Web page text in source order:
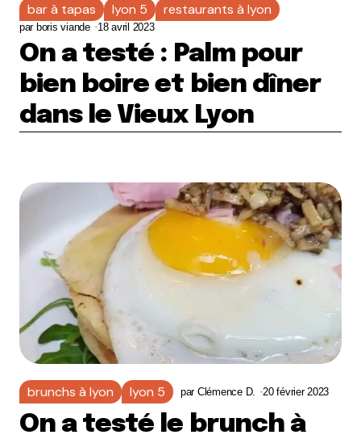
bar à tapas lyon 5 restaurants à lyon
par boris viande 18 avril 2023
On a testé : Palm pour
bien boire et bien dîner
dans le Vieux Lyon
brunchs à lyon lyon 5 par Clémence D. 20 février 2023
On a testé le brunch à